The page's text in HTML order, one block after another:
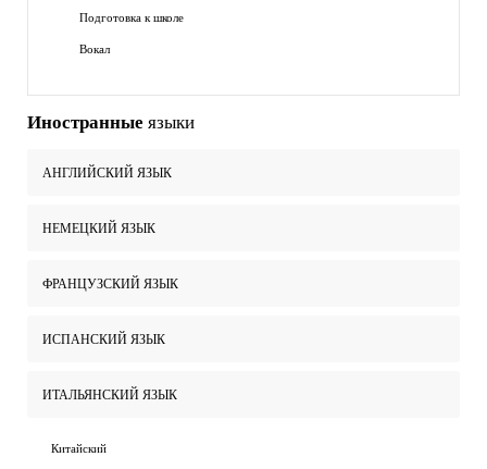
Подготовка к школе
Вокал
Иностранные языки
АНГЛИЙСКИЙ ЯЗЫК
НЕМЕЦКИЙ ЯЗЫК
ФРАНЦУЗСКИЙ ЯЗЫК
ИСПАНСКИЙ ЯЗЫК
ИТАЛЬЯНСКИЙ ЯЗЫК
Китайский